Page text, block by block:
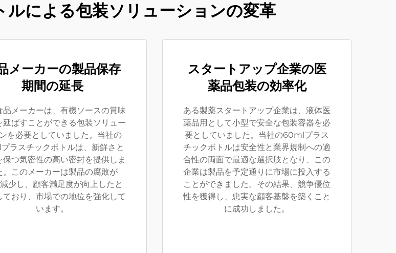
による包装ソリューションの変革
メーカーの製品保存
期間の延長
品メーカーは、有機ソースの賞味
延ばすことができる包装ソリュー
を必要としていました。当社の
ラスチックボトルは、新鮮さと
保つ気密性の高い密封を提供しま
。このメーカーは製品の腐敗が
少し、顧客満足度が向上したと
ており、市場での地位を強化して
います。
スタートアップ企業の医
薬品包装の効率化
ある製薬スタートアップ企業は、液体医
薬品用として小型で安全な包装容器を必
要としていました。当社の60mlプラス
チックボトルは安全性と業界規制への適
合性の両面で最適な選択肢となり、この
企業は製品を予定通りに市場に投入する
ことができました。その結果、競争優位
性を獲得し、忠実な顧客基盤を築くこと
に成功しました。